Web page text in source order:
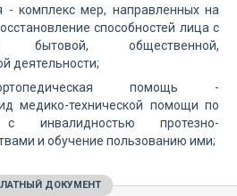
- комплекс мер, направленных на
способностей лица с
бытовой, общественной,
деятельности;
помощь -
медико-технической помощи по
инвалидностью протезно-
и обучение пользованию ими;
ДОКУМЕНТ